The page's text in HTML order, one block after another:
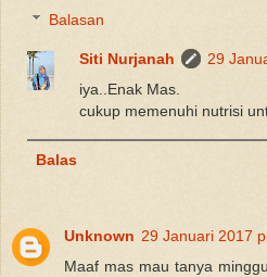
Balasan
Siti Nurjanah
29
iya..Enak Mas.
cukup memenuhi nutrisi
Balas
Unknown 29 Januari 2017
Maaf mas mau tanya